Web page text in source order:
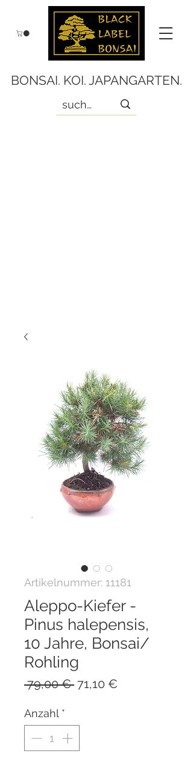
BONSAI. KOI. JAPANGARTEN.
Artikelnummer: 11181
Aleppo-Kiefer -
Pinus halepensis,
10 Jahre, Bonsai/
Rohling
79,00 € Standardpreis
71,10 €
Anzahl *